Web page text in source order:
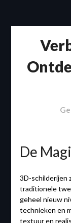
De
3D-schilderijen
traditionele
geheel nieuw
technieken en
textuur en